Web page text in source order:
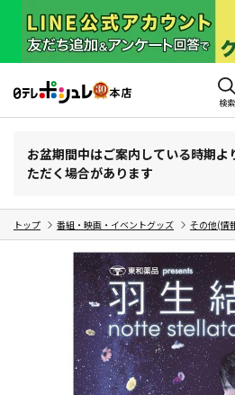
検索
お盆期間中はご案内している時期
ただく場合があります
トップ 番組・映画・イベントグッズ その他(情